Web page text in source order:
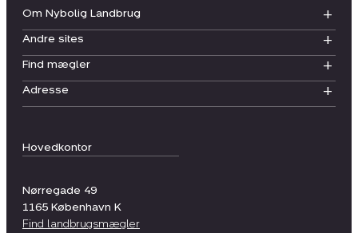
Hovedkontor
Nørregade 49
1165 København K
Find landbrugsmægler
Om Nybolig Landbrug
Andre sites
Find mægler
Adresse